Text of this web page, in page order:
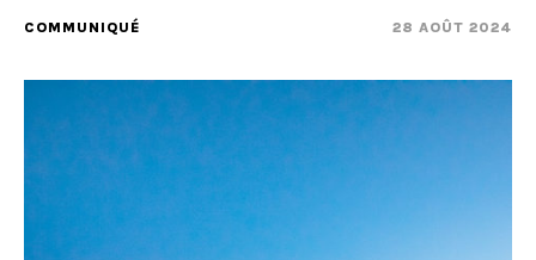
COMMUNIQUÉ 28 AOÛT 2024